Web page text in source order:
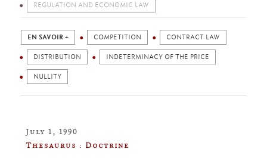
REGULATION AND ECONOMIC LAW
EN SAVOIR + COMPETITION CONTRACT LAW
DISTRIBUTION INDETERMINACY OF THE PRICE
NULLITY
July 1, 1990
Thesaurus : Doctrine